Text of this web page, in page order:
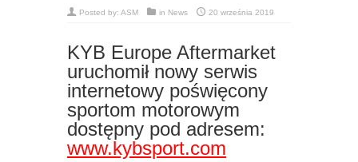
Posted by: ASM in News 20 września 2019
KYB Europe Aftermarket
uruchomił nowy serwis
internetowy poświęcony
sportom motorowym
dostępny pod adresem:
www.kybsport.com